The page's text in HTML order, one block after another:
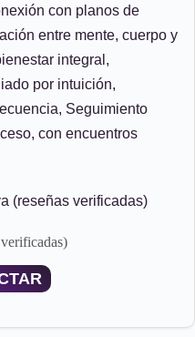
con planos de
entre mente, cuerpo y
integral,
por intuición,
Seguimiento
con encuentros
(reseñas verificadas)